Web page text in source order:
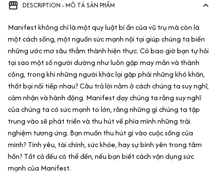
DESCRIPTION - MÔ TẢ SẢN PHẨM
Manifest không chỉ là một quy luật bí ẩn của vũ trụ mà còn là
một cách sống, một nguồn sức mạnh nội tại giúp chúng ta biến
những ước mơ sâu thẳm thành hiện thực. Có bao giờ bạn tự hỏi
tại sao một số người dường như luôn gặp may mắn và thành
công, trong khi những người khác lại gặp phải những khó khăn,
thất bại nối tiếp nhau? Câu trả lời nằm ở cách chúng ta suy nghĩ,
cảm nhận và hành động. Manifest dạy chúng ta rằng suy nghĩ
của chúng ta có sức mạnh to lớn, rằng những gì chúng ta tập
trung vào sẽ phát triển và thu hút về phía mình những trải
nghiệm tương ứng. Bạn muốn thu hút gì vào cuộc sống của
mình? Tình yêu, tài chính, sức khỏe, hay sự bình yên trong tâm
hồn? Tất cả đều có thể đến, nếu bạn biết cách vận dụng sức
mạnh của Manifest.